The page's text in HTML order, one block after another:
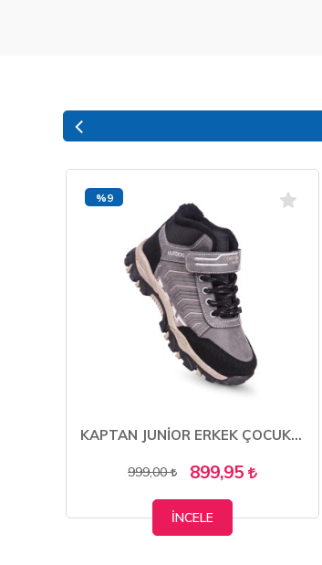
KAPTAN JUNİOR ERKEK ÇOCUK BOT KÜRKLÜ TRAKİNG PCTRE 500
999,00 899,95
%9
İNCELE